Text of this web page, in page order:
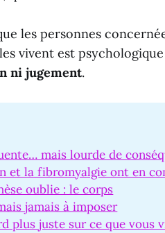
les personnes
vivent est
ni jugement.
mais lourde de
et la fibromyalgie ont en
oublie : le corps
jamais à imposer
plus juste sur ce que vous